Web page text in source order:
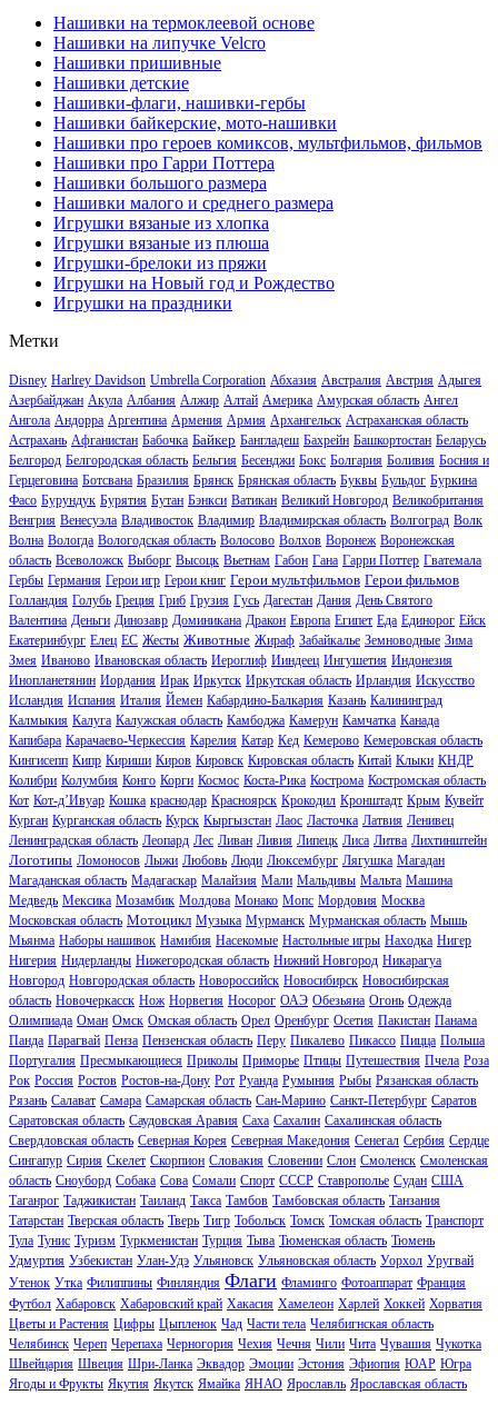
Нашивки на термоклеевой основе
Нашивки на липучке Velcro
Нашивки пришивные
Нашивки детские
Нашивки-флаги, нашивки-гербы
Нашивки байкерские, мото-нашивки
Нашивки про героев комиксов, мультфильмов, фильмов
Нашивки про Гарри Поттера
Нашивки большого размера
Нашивки малого и среднего размера
Игрушки вязаные из хлопка
Игрушки вязаные из плюша
Игрушки-брелоки из пряжи
Игрушки на Новый год и Рождество
Игрушки на праздники
Метки
Disney Harlrey Davidson Umbrella Corporation Абхазия Австралия Австрия Адыгея
Азербайджан Акула Албания Алжир Алтай Америка Амурская область Ангел
Ангола Андорра Аргентина Армения Армия Архангельск Астраханская область
Астрахань Афганистан Бабочка Байкер Бангладеш Бахрейн Башкортостан Беларусь
Белгород Белгородская область Бельгия Бесенджи Бокс Болгария Боливия Босния и
Герцеговина Ботсвана Бразилия Брянск Брянская область Буквы Бульдог Буркина
Фасо Бурундук Бурятия Бутан Бэнкси Ватикан Великий Новгород Великобритания
Венгрия Венесуэла Владивосток Владимир Владимирская область Волгоград Волк
Волна Вологда Вологодская область Волосово Волхов Воронеж Воронежская
область Всеволожск Выборг Высоцк Вьетнам Габон Гана Гарри Поттер Гватемала
Гербы Германия Герои игр Герои книг Герои мультфильмов Герои фильмов
Голландия Голубь Греция Гриб Грузия Гусь Дагестан Дания День Святого
Валентина Деньги Динозавр Доминикана Дракон Европа Египет Еда Единорог Ейск
Екатеринбург Елец ЕС Жесты Животные Жираф Забайкалье Земноводные Зима
Змея Иваново Ивановская область Иероглиф Ииндеец Ингушетия Индонезия
Инопланетянин Иордания Ирак Иркутск Иркутская область Ирландия Искусство
Исландия Испания Италия Йемен Кабардино-Балкария Казань Калининград
Калмыкия Калуга Калужская область Камбоджа Камерун Камчатка Канада
Капибара Карачаево-Черкессия Карелия Катар Кед Кемерово Кемеровская область
Кингисепп Кипр Кириши Киров Кировск Кировская область Китай Клыки КНДР
Колибри Колумбия Конго Корги Космос Коста-Рика Кострома Костромская область
Кот Кот-д’Ивуар Кошка краснодар Красноярск Крокодил Кронштадт Крым Кувейт
Курган Курганская область Курск Кыргызстан Лаос Ласточка Латвия Ленивец
Ленинградская область Леопард Лес Ливан Ливия Липецк Лиса Литва Лихтинштейн
Логотипы Ломоносов Лыжи Любовь Люди Люксембург Лягушка Магадан
Магаданская область Мадагаскар Малайзия Мали Мальдивы Мальта Машина
Медведь Мексика Мозамбик Молдова Монако Мопс Мордовия Москва
Московская область Мотоцикл Музыка Мурманск Мурманская область Мышь
Мьянма Наборы нашивок Намибия Насекомые Настольные игры Находка Нигер
Нигерия Нидерланды Нижегородская область Нижний Новгород Никарагуа
Новгород Новгородская область Новороссийск Новосибирск Новосибирская
область Новочеркасск Нож Норвегия Носорог ОАЭ Обезьяна Огонь Одежда
Олимпиада Оман Омск Омская область Орел Оренбург Осетия Пакистан Панама
Панда Парагвай Пенза Пензенская область Перу Пикалево Пикассо Пицца Польша
Португалия Пресмыкающиеся Приколы Приморье Птицы Путешествия Пчела Роза
Рок Россия Ростов Ростов-на-Дону Рот Руанда Румыния Рыбы Рязанская область
Рязань Салават Самара Самарская область Сан-Марино Санкт-Петербург Саратов
Саратовская область Саудовская Аравия Саха Сахалин Сахалинская область
Свердловская область Северная Корея Северная Македония Сенегал Сербия Сердце
Сингапур Сирия Скелет Скорпион Словакия Словении Слон Смоленск Смоленская
область Сноуборд Собака Сова Сомали Спорт СССР Ставрополье Судан США
Таганрог Таджикистан Таиланд Такса Тамбов Тамбовская область Танзания
Татарстан Тверская область Тверь Тигр Тобольск Томск Томская область Транспорт
Тула Тунис Туризм Туркменистан Турция Тыва Тюменская область Тюмень
Удмуртия Узбекистан Улан-Удэ Ульяновск Ульяновская область Уорхол Уругвай
Утенок Утка Филиппины Финляндия Флаги Фламинго Фотоаппарат Франция
Футбол Хабаровск Хабаровский край Хакасия Хамелеон Харлей Хоккей Хорватия
Цветы и Растения Цифры Цыпленок Чад Части тела Челябигнская область
Челябинск Череп Черепаха Черногория Чехия Чечня Чили Чита Чувашия Чукотка
Швейцария Швеция Шри-Ланка Эквадор Эмоции Эстония Эфиопия ЮАР Югра
Ягоды и Фрукты Якутия Якутск Ямайка ЯНАО Ярославль Ярославская область